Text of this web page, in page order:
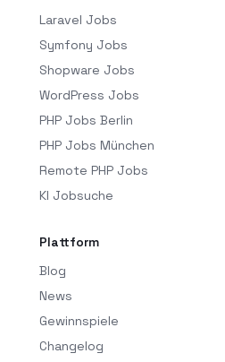
Laravel Jobs
Symfony Jobs
Shopware Jobs
WordPress Jobs
PHP Jobs Berlin
PHP Jobs München
Remote PHP Jobs
KI Jobsuche
Plattform
Blog
News
Gewinnspiele
Changelog